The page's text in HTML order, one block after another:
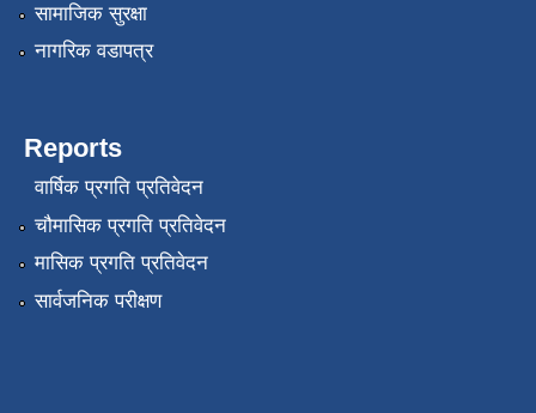
सामाजिक सुरक्षा
नागरिक वडापत्र
Reports
वार्षिक प्रगति प्रतिवेदन
चौमासिक प्रगति प्रतिवेदन
मासिक प्रगति प्रतिवेदन
सार्वजनिक परीक्षण